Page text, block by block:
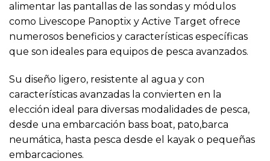
alimentar las pantallas de las sondas y módulos
como Livescope Panoptix y Active Target ofrece
numerosos beneficios y características específicas
que son ideales para equipos de pesca avanzados.
Su diseño ligero, resistente al agua y con
características avanzadas la convierten en la
elección ideal para diversas modalidades de pesca,
desde una embarcación bass boat, pato,barca
neumática, hasta pesca desde el kayak o pequeñas
embarcaciones.